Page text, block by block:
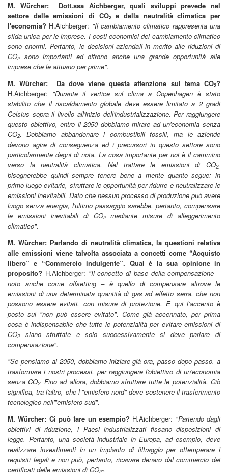
M. Würcher: Dott.ssa Aichberger, quali sviluppi prevede nel
settore delle emissioni di CO2e della neutralità climatica per
l'economia? H.Aichberger: "Il cambiamento climatico rappresenta una
sfida unica per le imprese. I costi economici del cambiamento climatico
sono enormi. Pertanto, le decisioni aziendali in merito alle riduzioni di
CO2
sono importanti ed offrono anche una grande opportunità alle
imprese che le attuano per prime".
M. Würcher: Da dove viene questa attenzione sul tema CO2?
H.Aichberger: "Durante il vertice sul clima a Copenhagen è stato
stabilito che il riscaldamento globale deve essere limitato a 2 gradi
Celsius sopra il livello all'inizio dell'industrializzazione. Per raggiungere
questo obiettivo, entro il 2050 dobbiamo mirare ad un'economia senza
CO2. Dobbiamo abbandonare i combustibili fossili, ma le aziende
devono agire di conseguenza ed i precursori in questo settore sono
particolarmente degni di nota. La cosa importante per noi è il cammino
verso la neutralità climatica. Nel trattare le emissioni di CO2,
bisognerebbe quindi sempre tenere bene a mente quanto segue: in
primo luogo evitarle, sfruttare le opportunità per ridurre e neutralizzare le
emissioni inevitabili. Dato che nessun processo di produzione può avere
luogo senza energia, l'ultimo passaggio sarebbe, pertanto, compensare
le emissioni inevitabili di CO2
mediante misure di alleggerimento
climatico".
M. Würcher: Parlando di neutralità climatica, la questioni relativa
alle emissioni viene talvolta associata a concetti come “Acquisto
libero” e “Commercio indulgente”. Qual è la sua opinione in
proposito? H.Aichberger: "Il concetto di base della compensazione –
noto anche come offsetting – è quello di compensare altrove le
emissioni di una determinata quantità di gas ad effetto serra, che non
possono essere evitati, con misure di protezione. E qui l’accento è
posto sul "non può essere evitato". Come già accennato, per prima
cosa è indispensabile che tutte le potenzialità per evitare emissioni di
CO2siano sfruttate e solo successivamente si deve parlare di
compensazione".
"Se pensiamo al 2050, dobbiamo iniziare già ora, passo dopo passo, a
trasformare i nostri processi, per raggiungere l'obiettivo di un'economia
senza CO2. Fino ad allora, dobbiamo sfruttare tutte le potenzialità. Ciò
significa, tra l'altro, che l’"emisfero nord" deve sostenere il trasferimento
tecnologico nell'"emisfero sud".
M. Würcher: Ci può fare un esempio? H.Aichberger: "Partendo dagli
obiettivi di riduzione, i Paesi industrializzati fissano disposizioni di
legge. Pertanto, una società industriale in Europa, ad esempio, deve
realizzare investimenti in un impianto di filtraggio per ottemperare i
requisiti legali e non può, pertanto, ricavare denaro dal commercio dei
certificati delle emissioni di CO2".